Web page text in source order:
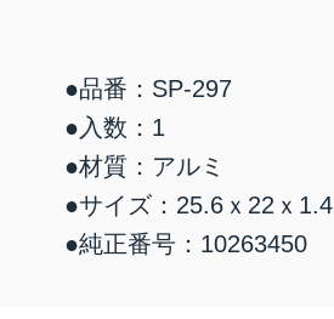
●品番：SP-297
●入数：1
●材質：アルミ
●サイズ：25.6ｘ22ｘ1.4
●純正番号：10263450